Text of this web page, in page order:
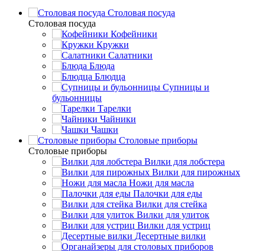
Столовая посуда
Столовая посуда
Кофейники
Кружки
Салатники
Блюда
Блюдца
Супницы и
бульонницы
Тарелки
Чайники
Чашки
Cтоловые приборы
Cтоловые приборы
Вилки для лобстера
Вилки для пирожных
Ножи для масла
Палочки для еды
Вилки для стейка
Вилки для улиток
Вилки для устриц
Десертные вилки